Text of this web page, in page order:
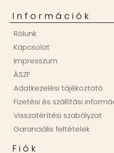
Információk
Rólunk
Kapcsolat
Impresszum
ÁSZF
Adatkezelési tájékoztató
Fizetési és szállítási
Visszatérítési szabályzat
Garanciális feltételek
Fiók